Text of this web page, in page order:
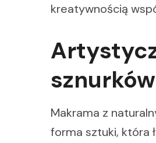
kreatywnością
sznurków
Makrama z
forma sztuki, która